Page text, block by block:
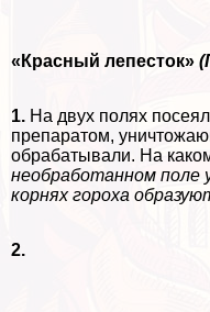
«Красный лепесток»
1. На двух полях
препаратом,
обpaбатывали. На
необработанном поле
корнях гороха
2.